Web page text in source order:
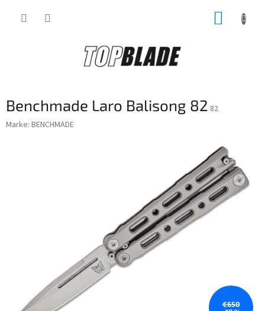
Benchmade Laro Balisong 82 82
Marke: BENCHMADE
€650